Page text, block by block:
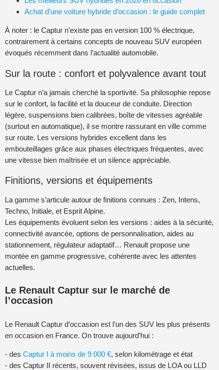
Achat d’une voiture hybride d’occasion : le guide complet
À noter : le Captur n’existe pas en version 100 % électrique,
contrairement à certains concepts de nouveau SUV européen
évoqués récemment dans l’actualité automobile.
Sur la route : confort et polyvalence avant tout
Le Captur n’a jamais cherché la sportivité. Sa philosophie repose
sur le confort, la facilité et la douceur de conduite. Direction
légère, suspensions bien calibrées, boîte de vitesses agréable
(surtout en automatique), il se montre rassurant en ville comme
sur route. Les versions hybrides excellent dans les
embouteillages grâce aux phases électriques fréquentes, avec
une vitesse bien maîtrisée et un silence appréciable.
Finitions, versions et équipements
La gamme s’articule autour de finitions connues : Zen, Intens,
Techno, Initiale, et Esprit Alpine.
Les équipements évoluent selon les versions : aides à la sécurité,
connectivité avancée, options de personnalisation, aides au
stationnement, régulateur adaptatif… Renault propose une
montée en gamme progressive, cohérente avec les attentes
actuelles.
Le Renault Captur sur le marché de
l’occasion
Le Renault Captur d’occasion est l’un des SUV les plus présents
en occasion en France. On trouve aujourd’hui :
- des Captur I à moins de 9 000 €, selon kilométrage et état
- des Captur II récents, souvent révisées, issus de LOA ou LLD